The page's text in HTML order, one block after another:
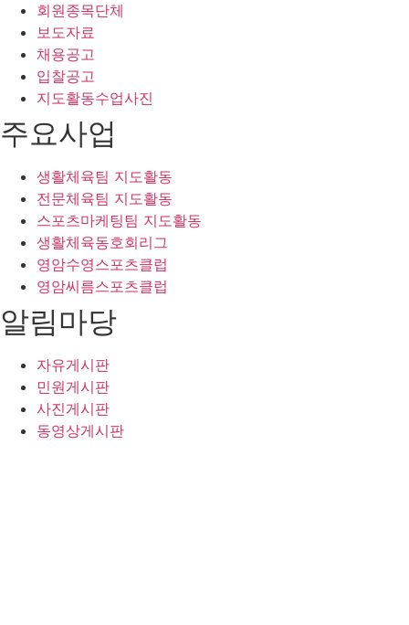
회원종목단체
보도자료
채용공고
입찰공고
지도활동수업사진
주요사업
생활체육팀 지도활동
전문체육팀 지도활동
스포츠마케팅팀 지도활동
생활체육동호회리그
영암수영스포츠클럽
영암씨름스포츠클럽
알림마당
자유게시판
민원게시판
사진게시판
동영상게시판